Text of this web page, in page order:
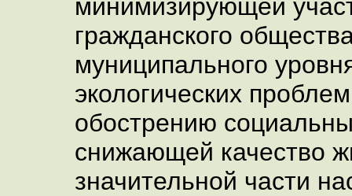
минимизирующей
гражданского
муниципального
экологических
обострению
снижающей качество
значительной части